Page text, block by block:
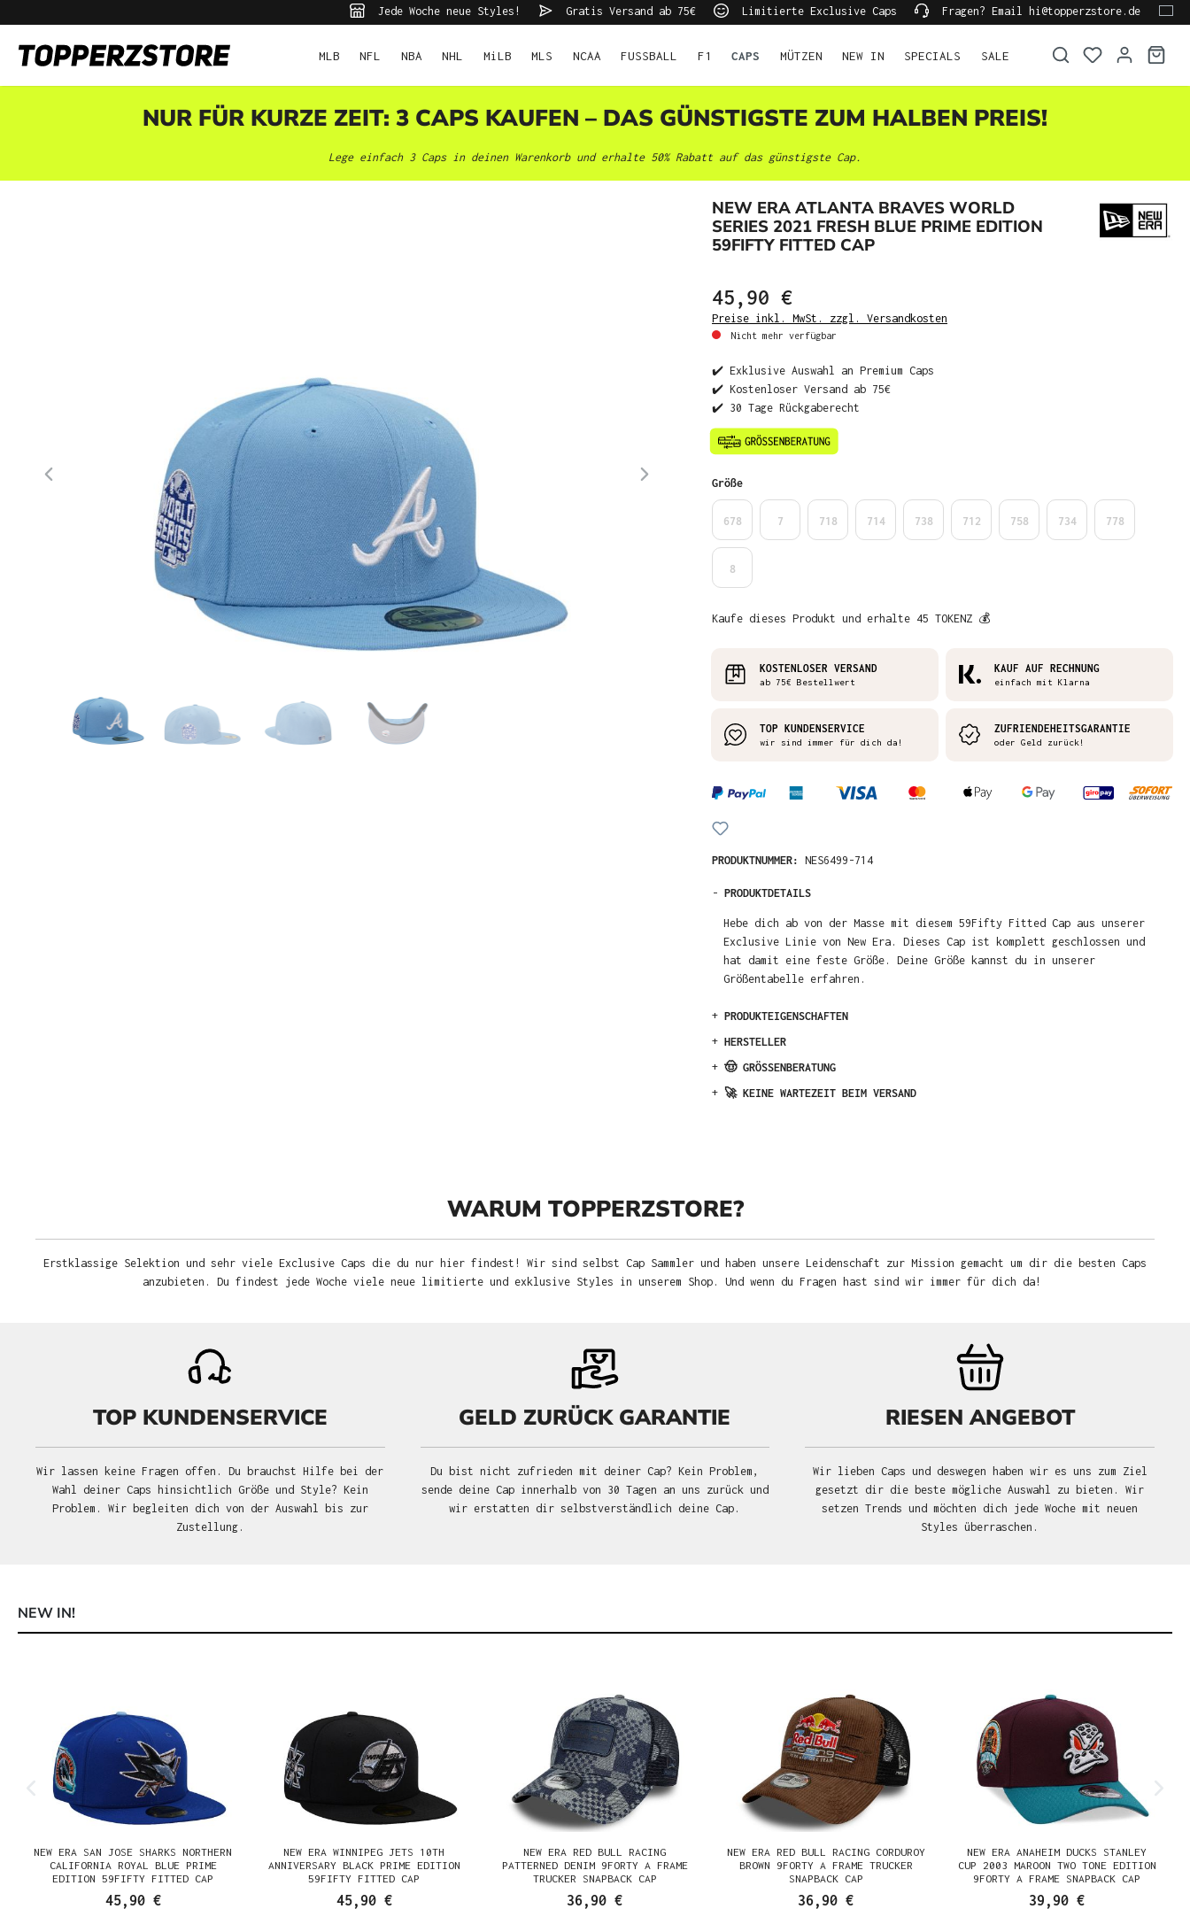
Jede Woche neue Styles! Gratis Versand ab 75€ Limitierte Exclusive Caps Fragen? Email hi@topperzstore.de
MLB NFL NBA NHL MiLB MLS NCAA FUSSBALL F1 CAPS MÜTZEN NEW IN SPECIALS SALE
NUR FÜR KURZE ZEIT: 3 CAPS KAUFEN – DAS GÜNSTIGSTE ZUM HALBEN PREIS!
Lege einfach 3 Caps in deinen Warenkorb und erhalte 50% Rabatt auf das günstigste Cap.
NEW ERA ATLANTA BRAVES WORLD
SERIES 2021 FRESH BLUE PRIME EDITION
59FIFTY FITTED CAP
45,90 €
Preise inkl. MwSt. zzgl. Versandkosten
Nicht mehr verfügbar
✔️ Exklusive Auswahl an Premium Caps
✔️ Kostenloser Versand ab 75€
✔️ 30 Tage Rückgaberecht
Größeauswählen
678 7 718 714 738 712 758 734 778
8
Kaufe dieses Produkt und erhalte 45 TOKENZ 💰
KOSTENLOSER VERSAND
ab 75€ Bestellwert
KAUF AUF RECHNUNG
einfach mit Klarna
TOP KUNDENSERVICE
wir sind immer für dich da!
ZUFRIENDEHEITSGARANTIE
oder Geld zurück!
PRODUKTNUMMER: NES6499-714
- PRODUKTDETAILS
Hebe dich ab von der Masse mit diesem 59Fifty Fitted Cap aus unserer
Exclusive Linie von New Era. Dieses Cap ist komplett geschlossen und
hat damit eine feste Größe. Deine Größe kannst du in unserer
Größentabelle erfahren.
+ PRODUKTEIGENSCHAFTEN
+ HERSTELLER
+ 🤠 GRÖSSENBERATUNG
+ 🚀 KEINE WARTEZEIT BEIM VERSAND
WARUM TOPPERZSTORE?
Erstklassige Selektion und sehr viele Exclusive Caps die du nur hier findest! Wir sind selbst Cap Sammler und haben unsere Leidenschaft zur Mission gemacht um dir die besten Caps
anzubieten. Du findest jede Woche viele neue limitierte und exklusive Styles in unserem Shop. Und wenn du Fragen hast sind wir immer für dich da!
TOP KUNDENSERVICE
Wir lassen keine Fragen offen. Du brauchst Hilfe bei der
Wahl deiner Caps hinsichtlich Größe und Style? Kein
Problem. Wir begleiten dich von der Auswahl bis zur
Zustellung.
GELD ZURÜCK GARANTIE
Du bist nicht zufrieden mit deiner Cap? Kein Problem,
sende deine Cap innerhalb von 30 Tagen an uns zurück und
wir erstatten dir selbstverständlich deine Cap.
RIESEN ANGEBOT
Wir lieben Caps und deswegen haben wir es uns zum Ziel
gesetzt dir die beste mögliche Auswahl zu bieten. Wir
setzen Trends und möchten dich jede Woche mit neuen
Styles überraschen.
NEW IN!
NEW ERA SAN JOSE SHARKS NORTHERN
CALIFORNIA ROYAL BLUE PRIME
EDITION 59FIFTY FITTED CAP
45,90 €
NEW ERA WINNIPEG JETS 10TH
ANNIVERSARY BLACK PRIME EDITION
59FIFTY FITTED CAP
45,90 €
NEW ERA RED BULL RACING
PATTERNED DENIM 9FORTY A FRAME
TRUCKER SNAPBACK CAP
36,90 €
NEW ERA RED BULL RACING CORDUROY
BROWN 9FORTY A FRAME TRUCKER
SNAPBACK CAP
36,90 €
NEW ERA ANAHEIM DUCKS STANLEY
CUP 2003 MAROON TWO TONE EDITION
9FORTY A FRAME SNAPBACK CAP
39,90 €